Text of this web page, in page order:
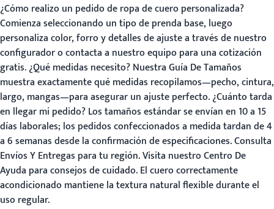
¿Cómo realizo un pedido de ropa de cuero personalizada?
Comienza seleccionando un tipo de prenda base, luego
personaliza color, forro y detalles de ajuste a través de nuestro
configurador o contacta a nuestro equipo para una cotización
gratis.¿Qué medidas necesito?NuestraGuía De Tamaños
muestra exactamente qué medidas recopilamos—pecho, cintura,
largo, mangas—para asegurar un ajuste perfecto.¿Cuánto tarda
en llegar mi pedido?Los tamaños estándar se envían en 10 a 15
días laborales; los pedidos confeccionados a medida tardan de 4
a 6 semanas desde la confirmación de especificaciones. Consulta
Envíos Y Entregas para tu región. Visita nuestroCentro De
Ayuda para consejos de cuidado. El cuero correctamente
acondicionado mantiene la textura natural flexible durante el
uso regular.